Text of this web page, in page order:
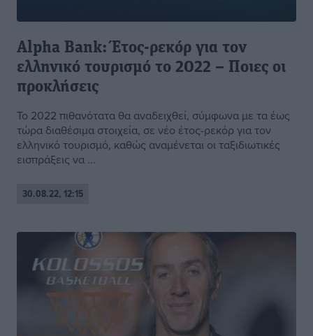
Alpha Bank: Έτος-ρεκόρ για τον
ελληνικό τουρισμό το 2022 – Ποιες οι
προκλήσεις
Το 2022 πιθανότατα θα αναδειχθεί, σύμφωνα με τα έως
τώρα διαθέσιμα στοιχεία, σε νέο έτος-ρεκόρ για τον
ελληνικό τουρισμό, καθώς αναμένεται οι ταξιδιωτικές
εισπράξεις να ...
30.08.22, 12:15